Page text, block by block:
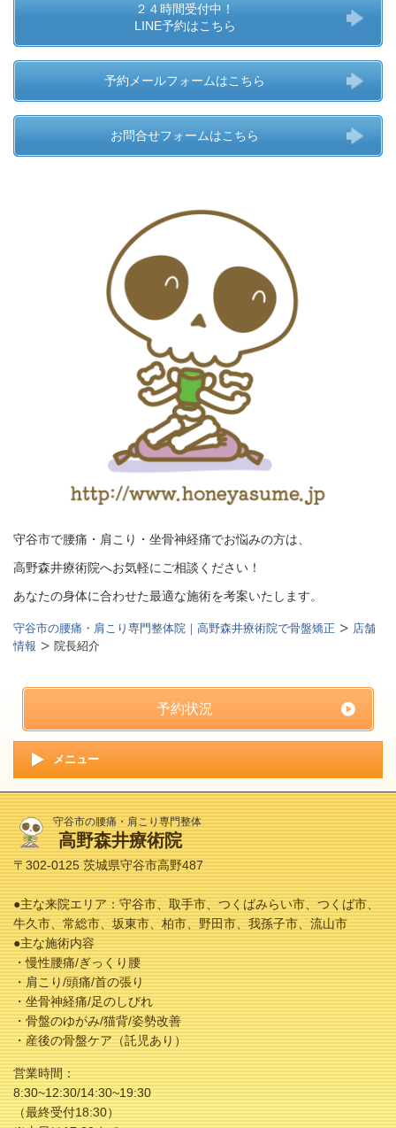
２４時間受付中！
LINE予約はこちら
予約メールフォームはこちら
お問合せフォームはこちら
守谷市で腰痛・肩こり・坐骨神経痛でお悩みの方は、
高野森井療術院へお気軽にご相談ください！
あなたの身体に合わせた最適な施術を考案いたします。
守谷市の腰痛・肩こり専門整体院｜高野森井療術院で骨盤矯正
店舗
情報
院長紹介
予約状況
メニュー
守谷市の腰痛・肩こり専門整体
高野森井療術院
〒302-0125 茨城県守谷市高野487
●主な来院エリア：守谷市、取手市、つくばみらい市、つくば市、
牛久市、常総市、坂東市、柏市、野田市、我孫子市、流山市
●主な施術内容
・慢性腰痛/ぎっくり腰
・肩こり/頭痛/首の張り
・坐骨神経痛/足のしびれ
・骨盤のゆがみ/猫背/姿勢改善
・産後の骨盤ケア（託児あり）
営業時間：
8:30~12:30/14:30~19:30
（最終受付18:30）